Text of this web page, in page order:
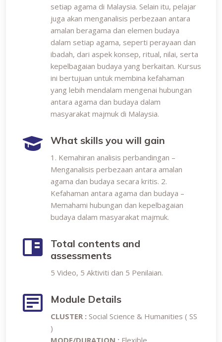
setiap agama di Malaysia. Selain itu, pelajar
juga akan menganalisis perbezaan antara
amalan beragama dan elemen budaya
dalam setiap agama, seperti perayaan dan
ibadah, dari aspek konsep, ritual, nilai, serta
kepelbagaian budaya yang berkaitan. Kursus
ini bertujuan untuk membina kefahaman
yang lebih mendalam mengenai hubungan
antara agama dan budaya dalam
masyarakat majmuk di Malaysia.
What skills you will gain
1. Kemahiran analisis perbandingan –
Menganalisis perbezaan antara amalan
agama dan budaya secara kritis. 2.
Kefahaman antara agama dan budaya –
Memahami hubungan dan kepelbagaian
budaya dalam masyarakat majmuk.
Total contents and
assessments
5 Video, 5 Aktiviti dan 5 Penilaian.
Module Details
CLUSTER : Social Science & Humanities ( SS
)
MODE/DURATION : Flexible